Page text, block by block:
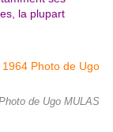
la plupart
de Ugo MULAS